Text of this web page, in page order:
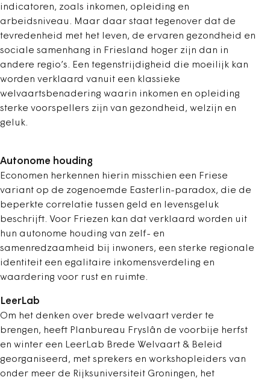
indicatoren, zoals inkomen, opleiding en
arbeidsniveau. Maar daar staat tegenover dat de
tevredenheid met het leven, de ervaren gezondheid en
sociale samenhang in Friesland hoger zijn dan in
andere regio’s. Een tegenstrijdigheid die moeilijk kan
worden verklaard vanuit een klassieke
welvaartsbenadering waarin inkomen en opleiding
sterke voorspellers zijn van gezondheid, welzijn en
geluk.
Autonome houding
Economen herkennen hierin misschien een Friese
variant op de zogenoemde Easterlin-paradox, die de
beperkte correlatie tussen geld en levensgeluk
beschrijft. Voor Friezen kan dat verklaard worden uit
hun autonome houding van zelf- en
samenredzaamheid bij inwoners, een sterke regionale
­identiteit een egalitaire inkomensverdeling en
waardering voor rust en ruimte.
LeerLab
Om het denken over brede welvaart verder te
brengen, heeft Planbureau Fryslân de voorbije herfst
en winter een LeerLab ­Brede Welvaart & Beleid
georganiseerd, met sprekers en workshopleiders van
onder meer de Rijksuniversiteit Groningen, het